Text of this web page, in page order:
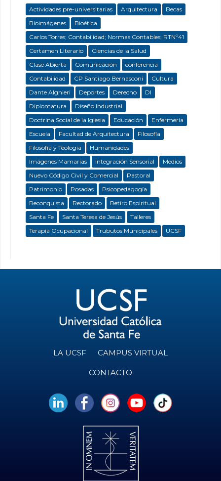
Actividades pre-universitarias Arquitectura
Becas
Bioimágenes
Bioética
Carlos Torres; Contabilidad; Normas Contables; RTNº41
Certamen Literario
Ciencias de la Salud
Clase Abierta
Comunicación
conferencia
Contabilidad
CP Santiago Bernasconi
Cultura
Dante Alghieri
Deportes Derecho
DI
Diplomatura
Diseño Industrial
Doctrina Social de la Iglesia
Educación
Enfermeria
Escuela
Facultad de Arquitectura
Filosofía
Filosofía y Teología
Humanidades
Imágenes Mamarias
Integración Sensorial
Medios
Nuevo Código Civil y Comercial
Pastoral
Patrimonio
Posadas
Psicopedagogía
Reconquista
Rectorado
Retiro Espiritual
Santa Fe
Santa Teresa de Jesús
Talleres
Terapia Ocupacional
Trubutos Municipales UCSF
LA UCSF CAMPUS VIRTUAL
CONTACTO